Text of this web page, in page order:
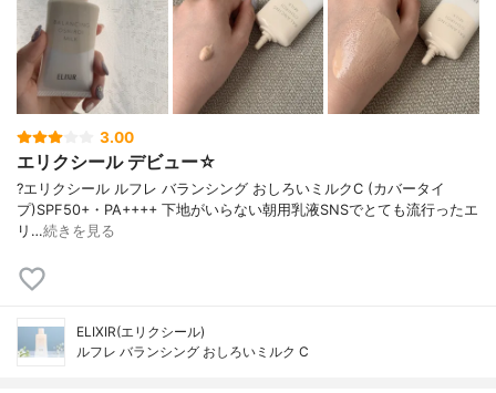
3.00
エリクシール デビュー☆
?エリクシール ルフレ バランシング おしろいミルクC (カバータイ
プ)SPF50+・PA++++ 下地がいらない朝用乳液SNSでとても流行ったエ
リ…続きを見る
ELIXIR(エリクシール)
ルフレ バランシング おしろいミルク C